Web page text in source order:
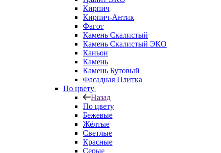
Кирпич
Кирпич-Антик
Фагот
Камень Скалистый
Камень Скалистый ЭКО
Каньон
Камень
Камень Бутовый
Фасадная Плитка
По цвету
Назад
По цвету
Бежевые
Жёлтые
Светлые
Красные
Серые